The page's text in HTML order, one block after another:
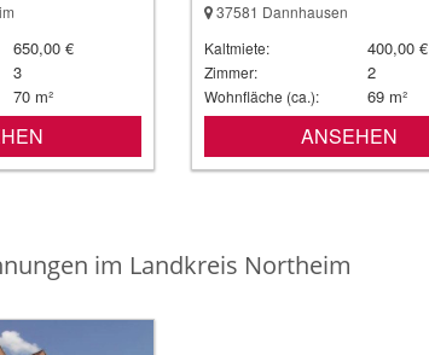
650,00 €
3
70 m²
37581 Dannhausen
Kaltmiete:
400,00 €
Zimmer: 2
Wohnfläche (ca.): 69 m²
ANSEHEN
im Landkreis Northeim